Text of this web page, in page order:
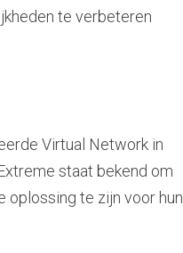
te verbeteren
Virtual Network in
staat bekend om
oplossing te zijn voor hun